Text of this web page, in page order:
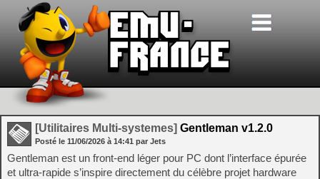
[Utilitaires Multi-systemes] Gentleman v1.2.0
Posté le 11/06/2026 à 14:41 par Jets
Gentleman est un front-end léger pour PC dont l’interface épurée
et ultra-rapide s’inspire directement du célèbre projet hardware